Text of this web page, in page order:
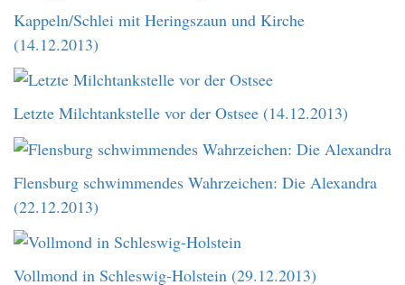
Kappeln/Schlei mit Heringszaun und Kirche
(14.12.2013)
Letzte Milchtankstelle vor der Ostsee (14.12.2013)
Flensburg schwimmendes Wahrzeichen: Die Alexandra
(22.12.2013)
Vollmond in Schleswig-Holstein (29.12.2013)